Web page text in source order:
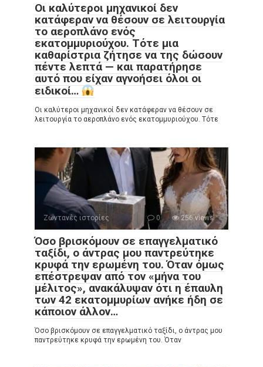
Οι καλύτεροι μηχανικοί δεν
κατάφεραν να θέσουν σε λειτουργία
το αεροπλάνο ενός
εκατομμυριούχου. Τότε μια
καθαρίστρια ζήτησε να της δώσουν
πέντε λεπτά — και παρατήρησε
αυτό που είχαν αγνοήσει όλοι οι
ειδικοί…
Οι καλύτεροι μηχανικοί δεν κατάφεραν να θέσουν σε
λειτουργία το αεροπλάνο ενός εκατομμυριούχου. Τότε
Ζωντανές ιστορίες 0 256 views
Όσο βρισκόμουν σε επαγγελματικό
ταξίδι, ο άντρας μου παντρεύτηκε
κρυφά την ερωμένη του. Όταν όμως
επέστρεψαν από τον «μήνα του
μέλιτος», ανακάλυψαν ότι η έπαυλη
των 42 εκατομμυρίων ανήκε ήδη σε
κάποιον άλλον…
Όσο βρισκόμουν σε επαγγελματικό ταξίδι, ο άντρας μου
παντρεύτηκε κρυφά την ερωμένη του. Όταν